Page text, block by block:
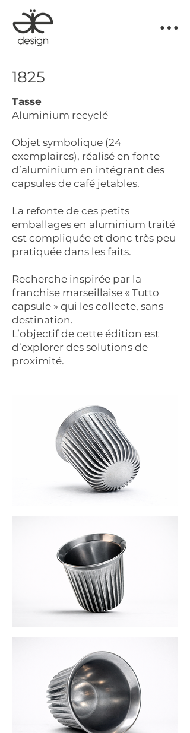
1825
Tasse
Aluminium recyclé
Objet symbolique (24
exemplaires), réalisé en fonte
d’aluminium en intégrant des
capsules de café jetables.
La refonte de ces petits
emballages en aluminium traité
est compliquée et donc très peu
pratiquée dans les faits.
Recherche inspirée par la
franchise marseillaise « Tutto
capsule » qui les collecte, sans
destination.
L’objectif de cette édition est
d’explorer des solutions de
proximité.